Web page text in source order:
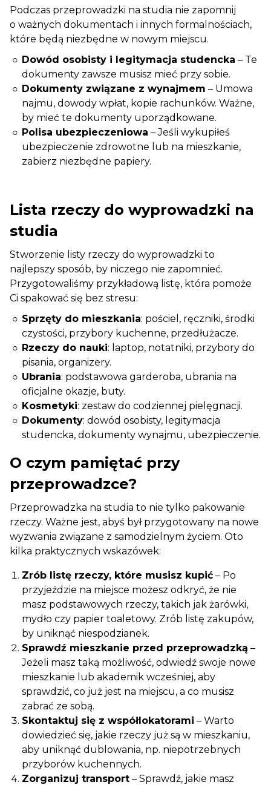
Podczas przeprowadzki na studia nie zapomnij
o ważnych dokumentach i innych formalnościach,
które będą niezbędne w nowym miejscu.
Dowód osobisty i legitymacja studencka – Te
dokumenty zawsze musisz mieć przy sobie.
Dokumenty związane z wynajmem – Umowa
najmu, dowody wpłat, kopie rachunków. Ważne,
by mieć te dokumenty uporządkowane.
Polisa ubezpieczeniowa – Jeśli wykupiłeś
ubezpieczenie zdrowotne lub na mieszkanie,
zabierz niezbędne papiery.
Lista rzeczy do wyprowadzki na
studia
Stworzenie listy rzeczy do wyprowadzki to
najlepszy sposób, by niczego nie zapomnieć.
Przygotowaliśmy przykładową listę, która pomoże
Ci spakować się bez stresu:
Sprzęty do mieszkania: pościel, ręczniki, środki
czystości, przybory kuchenne, przedłużacze.
Rzeczy do nauki: laptop, notatniki, przybory do
pisania, organizery.
Ubrania: podstawowa garderoba, ubrania na
oficjalne okazje, buty.
Kosmetyki: zestaw do codziennej pielęgnacji.
Dokumenty: dowód osobisty, legitymacja
studencka, dokumenty wynajmu, ubezpieczenie.
O czym pamiętać przy
przeprowadzce?
Przeprowadzka na studia to nie tylko pakowanie
rzeczy. Ważne jest, abyś był przygotowany na nowe
wyzwania związane z samodzielnym życiem. Oto
kilka praktycznych wskazówek:
Zrób listę rzeczy, które musisz kupić – Po
przyjeździe na miejsce możesz odkryć, że nie
masz podstawowych rzeczy, takich jak żarówki,
mydło czy papier toaletowy. Zrób listę zakupów,
by uniknąć niespodzianek.
Sprawdź mieszkanie przed przeprowadzką –
Jeżeli masz taką możliwość, odwiedź swoje nowe
mieszkanie lub akademik wcześniej, aby
sprawdzić, co już jest na miejscu, a co musisz
zabrać ze sobą.
Skontaktuj się z współlokatorami – Warto
dowiedzieć się, jakie rzeczy już są w mieszkaniu,
aby uniknąć dublowania, np. niepotrzebnych
przyborów kuchennych.
Zorganizuj transport – Sprawdź, jakie masz